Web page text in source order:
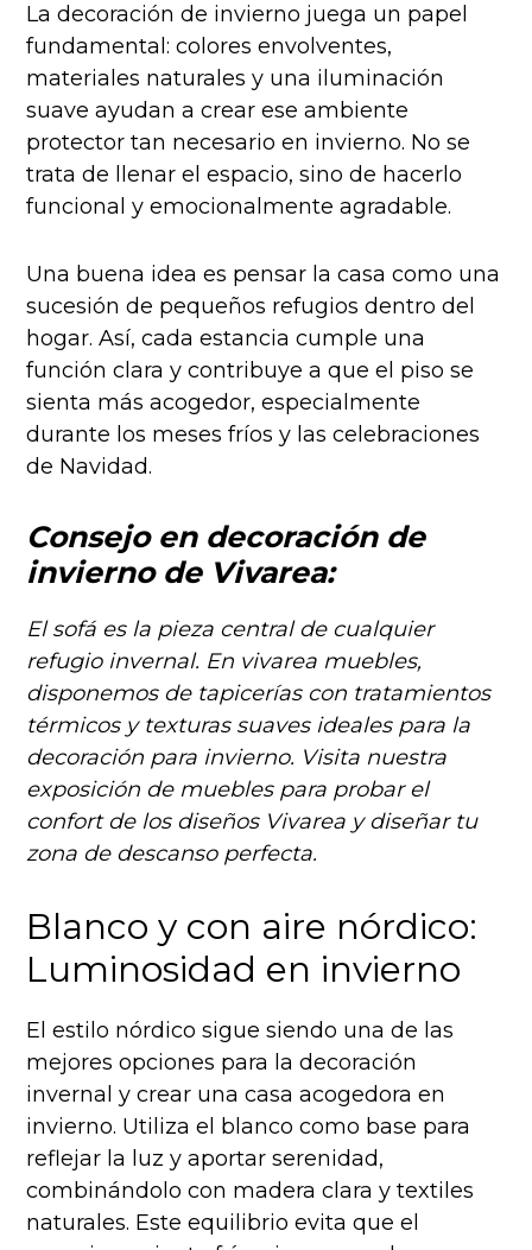
La decoración de invierno juega un papel
fundamental: colores envolventes,
materiales naturales y una iluminación
suave ayudan a crear ese ambiente
protector tan necesario en invierno. No se
trata de llenar el espacio, sino de hacerlo
funcional y emocionalmente agradable.
Una buena idea es pensar la casa como una
sucesión de pequeños refugios dentro del
hogar. Así, cada estancia cumple una
función clara y contribuye a que el piso se
sienta más acogedor, especialmente
durante los meses fríos y las celebraciones
de Navidad.
Consejo en decoración de
invierno de Vivarea:
El sofá es la pieza central de cualquier
refugio invernal. En vivarea muebles,
disponemos de tapicerías con tratamientos
térmicos y texturas suaves ideales para la
decoración para invierno. Visita nuestra
exposición de muebles para probar el
confort de los diseños Vivarea y diseñar tu
zona de descanso perfecta.
Blanco y con aire nórdico:
Luminosidad en invierno
El estilo nórdico sigue siendo una de las
mejores opciones para la decoración
invernal y crear una casa acogedora en
invierno. Utiliza el blanco como base para
reflejar la luz y aportar serenidad,
combinándolo con madera clara y textiles
naturales. Este equilibrio evita que el